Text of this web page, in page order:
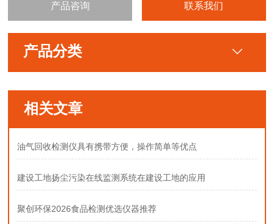
产品咨询 联系我们
产品分类
相关文章
油气回收检测仪具有携带方便，操作简单等优点
建设工地扬尘污染在线监测系统在建设工地的应用
聚创环保2026食品检测优选仪器推荐